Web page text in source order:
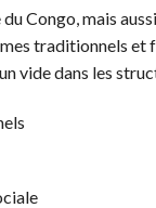
Congo, mais
traditionnels et
vide dans les